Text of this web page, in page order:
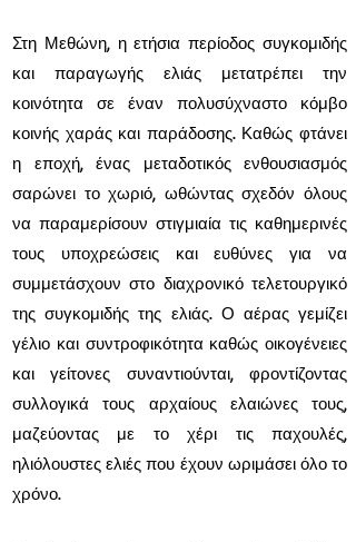
Στη Μεθώνη, η ετήσια περίοδος συγκομιδής
και παραγωγής ελιάς μετατρέπει την
κοινότητα σε έναν πολυσύχναστο κόμβο
κοινής χαράς και παράδοσης. Καθώς φτάνει
η εποχή, ένας μεταδοτικός ενθουσιασμός
σαρώνει το χωριό, ωθώντας σχεδόν όλους
να παραμερίσουν στιγμιαία τις καθημερινές
τους υποχρεώσεις και ευθύνες για να
συμμετάσχουν στο διαχρονικό τελετουργικό
της συγκομιδής της ελιάς. Ο αέρας γεμίζει
γέλιο και συντροφικότητα καθώς οικογένειες
και γείτονες συναντιούνται, φροντίζοντας
συλλογικά τους αρχαίους ελαιώνες τους,
μαζεύοντας με το χέρι τις παχουλές,
ηλιόλουστες ελιές που έχουν ωριμάσει όλο το
χρόνο.